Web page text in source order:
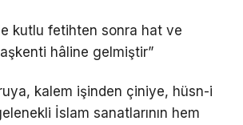
kutlu fetihten sonra hat ve
hâline gelmiştir”
kalem işinden çiniye, hüsn-i
İslam sanatlarının hem